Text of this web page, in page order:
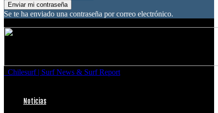
Se te ha enviado una contraseña por correo electrónico.
Chilesurf | Surf News & Surf Report
Noticias